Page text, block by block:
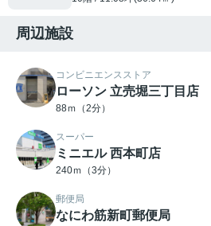
周辺施設
コンビニエンスストア
ローソン 立売堀三丁目店
88ｍ（2分）
スーパー
ミニエル 西本町店
240ｍ（3分）
郵便局
なにわ筋新町郵便局